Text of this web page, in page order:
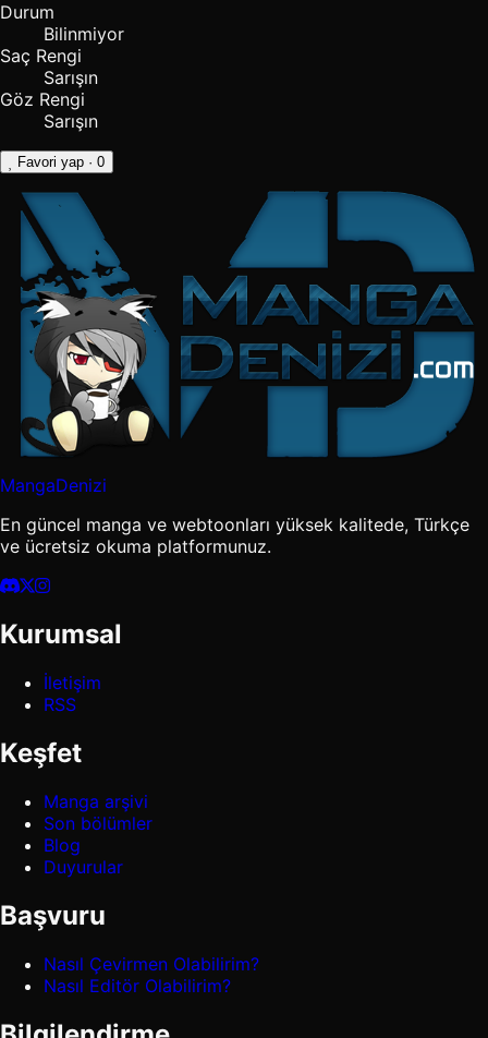
Durum
Bilinmiyor
Saç Rengi
Sarışın
Göz Rengi
Sarışın
Favori yap · 0
MangaDenizi
En güncel manga ve webtoonları yüksek kalitede, Türkçe
ve ücretsiz okuma platformunuz.
Kurumsal
İletişim
RSS
Keşfet
Manga arşivi
Son bölümler
Blog
Duyurular
Başvuru
Nasıl Çevirmen Olabilirim?
Nasıl Editör Olabilirim?